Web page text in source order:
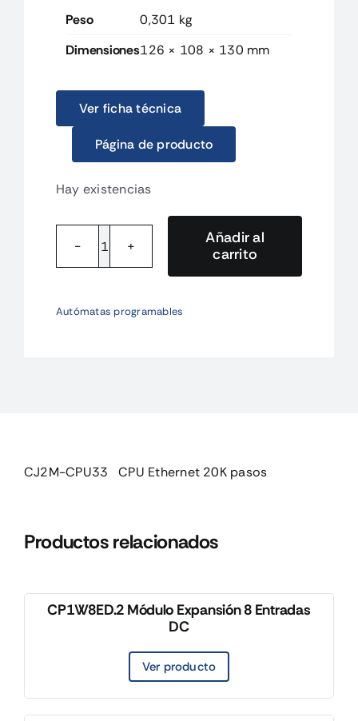
Peso
0,301 kg
Dimensiones126 × 108 × 130 mm
Ver ficha técnica
Página de producto
Hay existencias
CJ2MCPU33.1
20K
Añadir al
carrito
Autómatas programables
CJ2M-CPU33 CPU Ethernet 20K pasos
Productos relacionados
CP1W8ED.2 Módulo Expansión 8 Entradas
DC
Ver producto